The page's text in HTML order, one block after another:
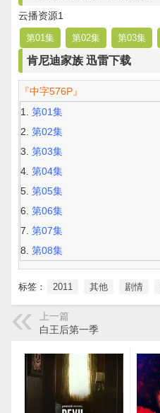
云播资源1
第01集 第02集 第03集
肯尼迪家族 迅雷下载
『中字576P』
第01集
第02集
第03集
第04集
第05集
第06集
第07集
第08集
标签： 2011 其他 剧情
上一篇
白王后第一季